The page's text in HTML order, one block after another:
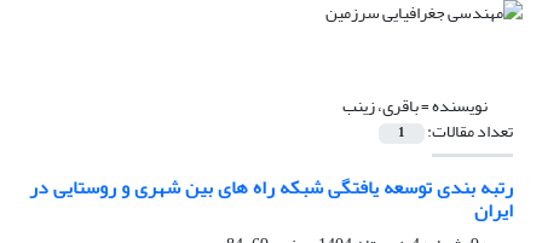
نویسنده =باقری، زینب
تعداد مقالات: 1
رتبه بندی توسعه یافتگی شبکه راه های بین شهری و روستایی در
ایران